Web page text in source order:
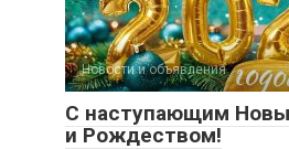
Новости и объявления
С наступающим
и Рождеством!